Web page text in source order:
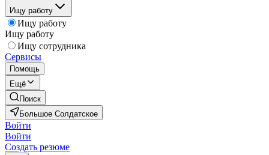
Ищу работу
Ищу работу
Ищу работу
Ищу сотрудника
Сервисы
Помощь
Ещё
Поиск
Большое Солдатское
Войти
Войти
Создать резюме